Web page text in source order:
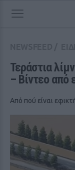
Τεράστια
– Βίντεο από
Από πού είναι